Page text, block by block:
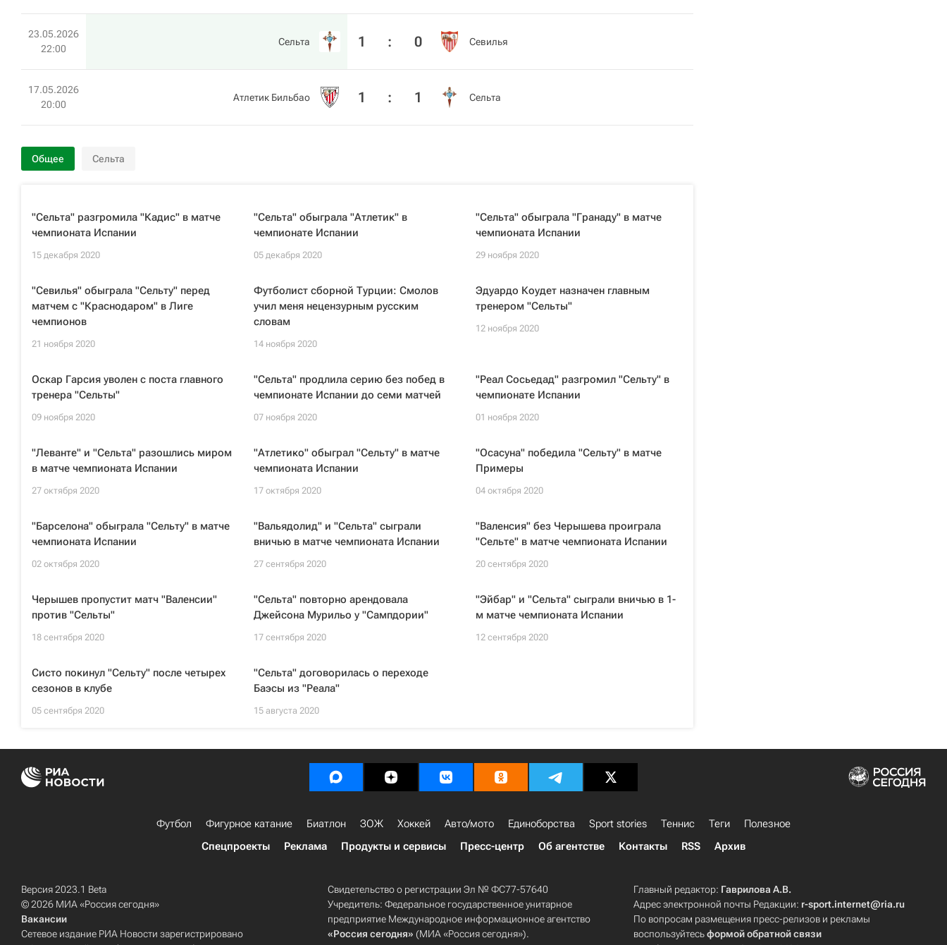
23.05.2026
22:00
Сельта 1 : 0 Севилья
17.05.2026
20:00
Атлетик Бильбао 1 : 1 Сельта
Общее Сельта
"Сельта" разгромила "Кадис" в матче
чемпионата Испании
15 декабря 2020
"Сельта" обыграла "Атлетик" в
чемпионате Испании
05 декабря 2020
"Сельта" обыграла "Гранаду" в матче
чемпионата Испании
29 ноября 2020
"Севилья" обыграла "Сельту" перед
матчем с "Краснодаром" в Лиге
чемпионов
21 ноября 2020
Футболист сборной Турции: Смолов
учил меня нецензурным русским
словам
14 ноября 2020
Эдуардо Коудет назначен главным
тренером "Сельты"
12 ноября 2020
Оскар Гарсия уволен с поста главного
тренера "Сельты"
09 ноября 2020
"Сельта" продлила серию без побед в
чемпионате Испании до семи матчей
07 ноября 2020
"Реал Сосьедад" разгромил "Сельту" в
чемпионате Испании
01 ноября 2020
"Леванте" и "Сельта" разошлись миром
в матче чемпионата Испании
27 октября 2020
"Атлетико" обыграл "Сельту" в матче
чемпионата Испании
17 октября 2020
"Осасуна" победила "Сельту" в матче
Примеры
04 октября 2020
"Барселона" обыграла "Сельту" в матче
чемпионата Испании
02 октября 2020
"Вальядолид" и "Сельта" сыграли
вничью в матче чемпионата Испании
27 сентября 2020
"Валенсия" без Черышева проиграла
"Сельте" в матче чемпионата Испании
20 сентября 2020
Черышев пропустит матч "Валенсии"
против "Сельты"
18 сентября 2020
"Сельта" повторно арендовала
Джейсона Мурильо у "Сампдории"
17 сентября 2020
"Эйбар" и "Сельта" сыграли вничью в 1-
м матче чемпионата Испании
12 сентября 2020
Систо покинул "Сельту" после четырех
сезонов в клубе
05 сентября 2020
"Сельта" договорилась о переходе
Баэсы из "Реала"
15 августа 2020
Футбол Фигурное катание Биатлон ЗОЖ Хоккей Авто/мото Единоборства Sport stories Теннис Теги
Полезное
Спецпроекты
Реклама Продукты и сервисы Пресс-центр Об агентстве Контакты RSS Архив
Версия 2023.1 Beta
© 2026 МИА «Россия сегодня»
Вакансии
Сетевое издание РИА Новости зарегистрировано
Свидетельство о регистрации Эл № ФС77-57640
Учредитель: Федеральное государственное унитарное
предприятие Международное информационное агентство
«Россия сегодня» (МИА «Россия сегодня»).
Главный редактор: Гаврилова А.В.
Адрес электронной почты Редакции: r-sport.internet@ria.ru
По вопросам размещения пресс-релизов и рекламы
воспользуйтесьформой обратной связи